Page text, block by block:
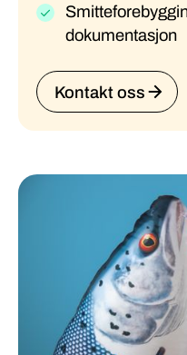
dokumentasjon
Kontakt oss